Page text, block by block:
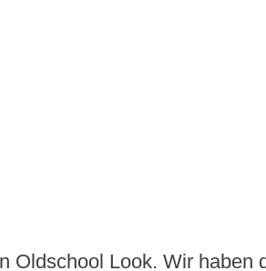
Look. Wir haben